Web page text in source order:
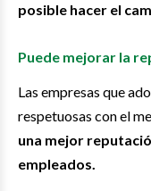
posible hacer el
Puede mejorar la
Las empresas que
respetuosas con el
una mejor
empleados.